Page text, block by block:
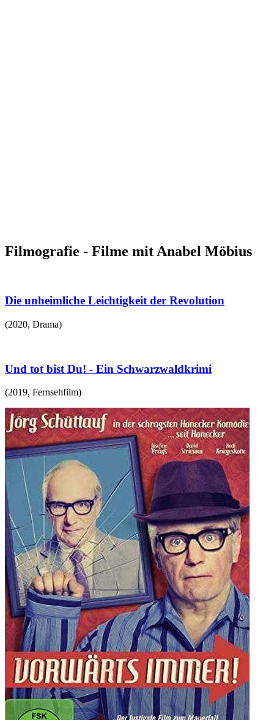
Filmografie - Filme mit Anabel Möbius
Die unheimliche Leichtigkeit der Revolution
(2020, Drama)
Und tot bist Du! - Ein Schwarzwaldkrimi
(2019, Fernsehfilm)